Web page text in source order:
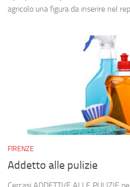
agricolo una figura da inserire nel
FIRENZE
Addetto alle pulizie